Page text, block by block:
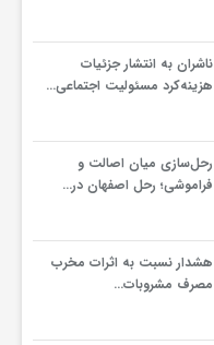
ناشران به انتشار جزئیات
هزینه‌کرد مسئولیت اجتماعی…
رحل‌سازی میان اصالت و
فراموشی؛ رحل اصفهان در…
هشدار نسبت به اثرات مخرب
مصرف مشروبات…